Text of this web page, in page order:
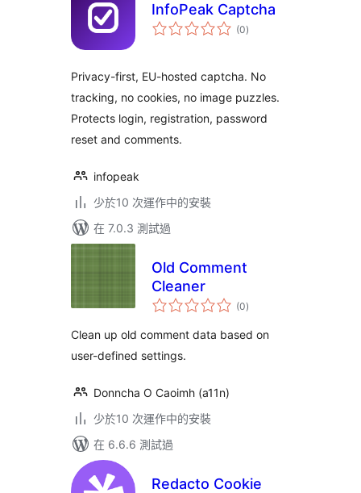
InfoPeak Captcha
(0總
評)
Privacy-first, EU-hosted captcha. No
tracking, no cookies, no image puzzles.
Protects login, registration, password
reset and comments.
infopeak
少於10 次運作中的安裝
在 7.0.3 測試過
Old Comment
Cleaner
(0總
評)
Clean up old comment data based on
user-defined settings.
Donncha O Caoimh (a11n)
少於10 次運作中的安裝
在 6.6.6 測試過
Redacto Cookie